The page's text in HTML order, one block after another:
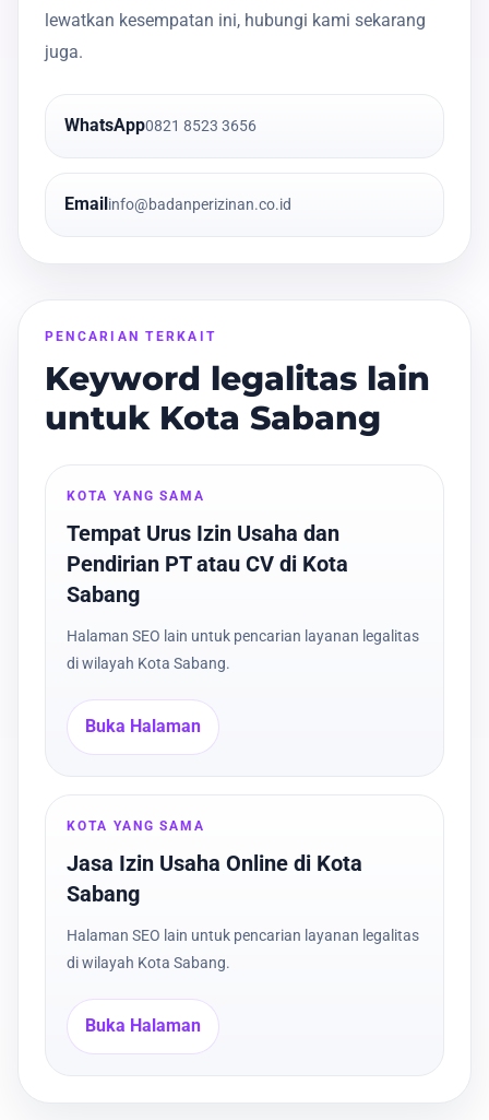
lewatkan kesempatan ini, hubungi kami sekarang
juga.
WhatsApp0821 8523 3656
Email info@badanperizinan.co.id
PENCARIAN TERKAIT
Keyword legalitas lain
untuk Kota Sabang
KOTA YANG SAMA
Tempat Urus Izin Usaha dan
Pendirian PT atau CV di Kota
Sabang
Halaman SEO lain untuk pencarian layanan legalitas
di wilayah Kota Sabang.
Buka Halaman
KOTA YANG SAMA
Jasa Izin Usaha Online di Kota
Sabang
Halaman SEO lain untuk pencarian layanan legalitas
di wilayah Kota Sabang.
Buka Halaman